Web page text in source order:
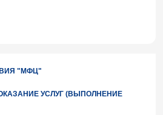
"МФЦ"
УСЛУГ (ВЫПОЛНЕНИЕ